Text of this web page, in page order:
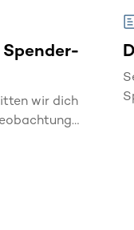
wir dich